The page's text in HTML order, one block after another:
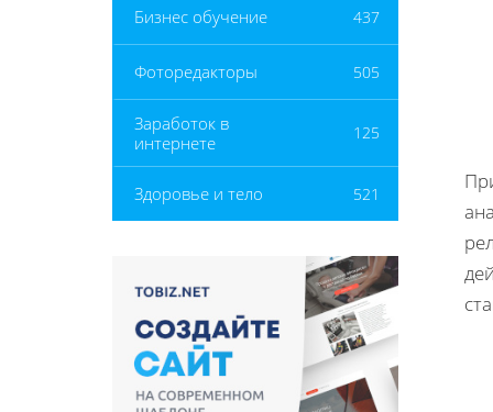
Бизнес обучение 437
Фоторедакторы 505
Заработок в
интернете
125
Здоровье и тело 521